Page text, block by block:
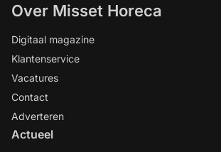
Over Misset Horeca
Digitaal magazine
Klantenservice
Vacatures
Contact
Adverteren
Actueel